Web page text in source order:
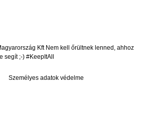
Kft Nem kell őrültnek lenned, ahhoz
segít ;-) #KeepItAll
Személyes adatok védelme